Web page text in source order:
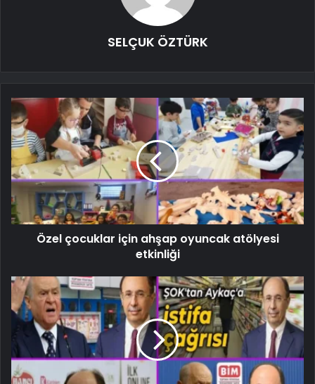
SELÇUK ÖZTÜRK
Özel çocuklar için ahşap oyuncak atölyesi
etkinliği